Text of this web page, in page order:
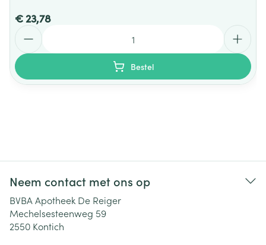
€ 23,78
Bestel
Neem contact met ons op
BVBA Apotheek De Reiger
Mechelsesteenweg 59
2550 Kontich